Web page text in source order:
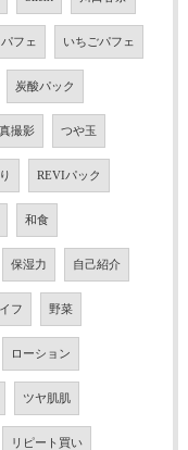
パフェ いちごパフェ
炭酸パック
撮影 つや玉
REVIパック
和食
保湿力 自己紹介
フ 野菜
ローション
ツヤ肌肌
リピート買い